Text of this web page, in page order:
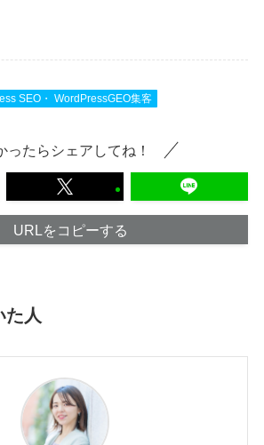
SEO・ WordPressGEO集客
ったらシェアしてね！
URLをコピーする
た人